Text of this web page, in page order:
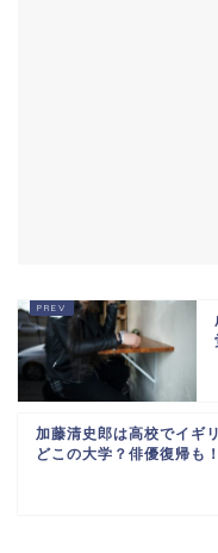
加藤清史郎は高校でイギ
どこの大学？俳優復帰も！